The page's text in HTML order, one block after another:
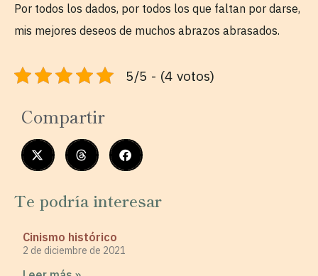
Por todos los dados, por todos los que faltan por darse,
mis mejores deseos de muchos abrazos abrasados.
5/5 - (4 votos)
Compartir
Te podría interesar
Cinismo histórico
2 de diciembre de 2021